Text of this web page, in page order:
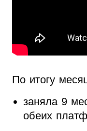
По итогу
заняла 9
обеих